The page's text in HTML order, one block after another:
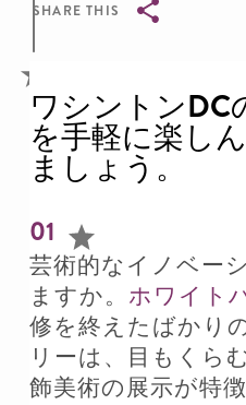
SHARE THIS
Breadcrumb
ワシントンDC
を手軽に楽し
ましょう。
01
芸術的なイノベー
ますか。 ホワイト
修を終えたばかり
リーは、目もくら
飾美術の展示が特徴